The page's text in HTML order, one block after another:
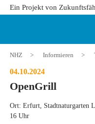
Ein Projekt von
NHZ > Informieren >
04.10.2024
OpenGrill
Ort: Erfurt, Stadtnaturgarten
16 Uhr